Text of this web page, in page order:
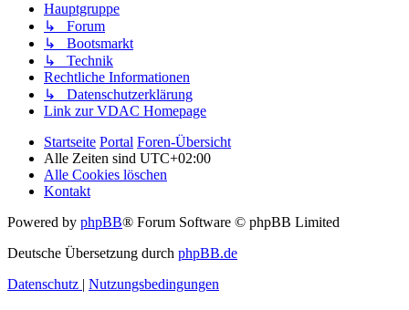
Hauptgruppe
↳ Forum
↳ Bootsmarkt
↳ Technik
Rechtliche Informationen
↳ Datenschutzerklärung
Link zur VDAC Homepage
Startseite Portal Foren-Übersicht
Alle Zeiten sind UTC+02:00
Alle Cookies löschen
Kontakt
Powered by phpBB® Forum Software © phpBB Limited
Deutsche Übersetzung durch phpBB.de
Datenschutz | Nutzungsbedingungen